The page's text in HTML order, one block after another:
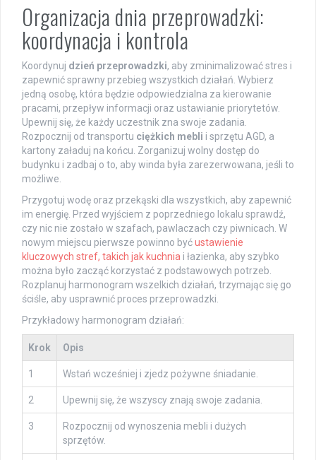
Organizacja dnia przeprowadzki:
koordynacja i kontrola
Koordynuj dzień przeprowadzki, aby zminimalizować stres i
zapewnić sprawny przebieg wszystkich działań. Wybierz
jedną osobę, która będzie odpowiedzialna za kierowanie
pracami, przepływ informacji oraz ustawianie priorytetów.
Upewnij się, że każdy uczestnik zna swoje zadania.
Rozpocznij od transportu ciężkich mebli i sprzętu AGD, a
kartony załaduj na końcu. Zorganizuj wolny dostęp do
budynku i zadbaj o to, aby winda była zarezerwowana, jeśli to
możliwe.
Przygotuj wodę oraz przekąski dla wszystkich, aby zapewnić
im energię. Przed wyjściem z poprzedniego lokalu sprawdź,
czy nic nie zostało w szafach, pawlaczach czy piwnicach. W
nowym miejscu pierwsze powinno byćustawienie
kluczowych stref, takich jak kuchnia i łazienka, aby szybko
można było zacząć korzystać z podstawowych potrzeb.
Rozplanuj harmonogram wszelkich działań, trzymając się go
ściśle, aby usprawnić proces przeprowadzki.
Przykładowy harmonogram działań:
Krok Opis
1 Wstań wcześniej i zjedz pożywne śniadanie.
2 Upewnij się, że wszyscy znają swoje zadania.
3
Rozpocznij od wynoszenia mebli i dużych
sprzętów.